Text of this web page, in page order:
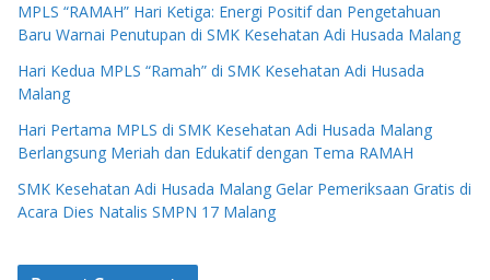
MPLS “RAMAH” Hari Ketiga: Energi Positif dan Pengetahuan
Baru Warnai Penutupan di SMK Kesehatan Adi Husada Malang
Hari Kedua MPLS “Ramah” di SMK Kesehatan Adi Husada
Malang
Hari Pertama MPLS di SMK Kesehatan Adi Husada Malang
Berlangsung Meriah dan Edukatif dengan Tema RAMAH
SMK Kesehatan Adi Husada Malang Gelar Pemeriksaan Gratis di
Acara Dies Natalis SMPN 17 Malang